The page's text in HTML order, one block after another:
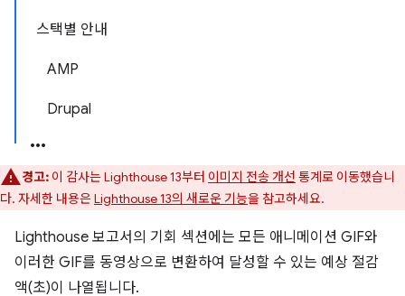
스택별 안내
AMP
Drupal
경고: 이 감사는 Lighthouse 13부터 이미지 전송 개선 통계로 이동했습니
다. 자세한 내용은Lighthouse 13의 새로운 기능을 참고하세요.
Lighthouse 보고서의 기회 섹션에는 모든 애니메이션 GIF와
이러한 GIF를 동영상으로 변환하여 달성할 수 있는 예상 절감
액(초)이 나열됩니다.